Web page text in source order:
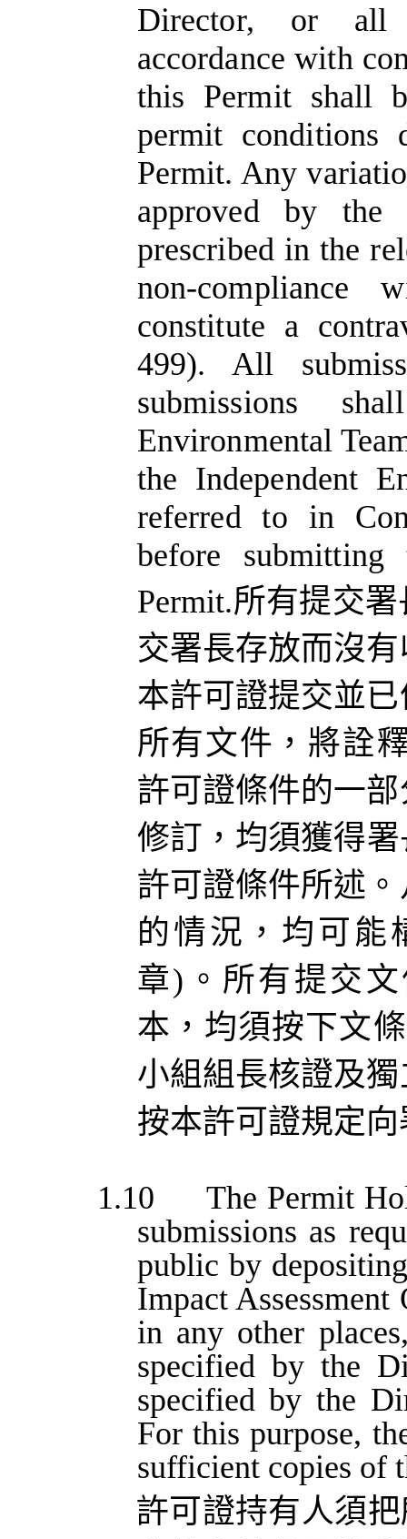
Director, or all
accordance with
this Permit shall
permit
Permit. Any
approved by
prescribed in the
non-compliance
constitute a
499). All
submissions
Environmental
the Independent
referred to in
before
Permit.所有提交
交署長存放而沒
本許可證提交並
所有文件，將詮
許可證條件的一
修訂， 均須獲得
許可證條件所述
的情況，均可能
章) 。所有提交
本， 均須按下文
小組組長核證及
按本許可證規定
1.10
The Permit
submissions as
public by
Impact Assessment
in any other
specified by the
specified by the
For this purpose,
sufficient copies of
許可證持有人須